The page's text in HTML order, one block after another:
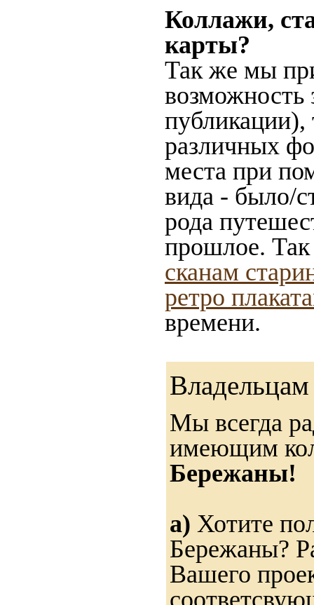
Коллажи,
карты?
Так же мы
возможность
публикации),
различных
места при
вида - было/
рода
прошлое.
сканам
ретро
времени.
Мы всегда
имеющим
Бережаны!
а) Хотите
Бережаны?
Вашего